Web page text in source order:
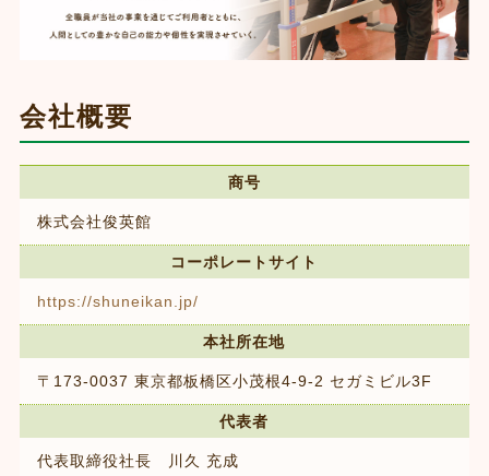
会社概要
商号
株式会社俊英館
コーポレートサイト
https://shuneikan.jp/
本社所在地
〒173-0037 東京都板橋区小茂根4-9-2 セガミビル3F
代表者
代表取締役社長 川久 充成